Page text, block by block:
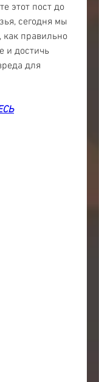
этот пост до
сегодня мы
как правильно
и достичь
для